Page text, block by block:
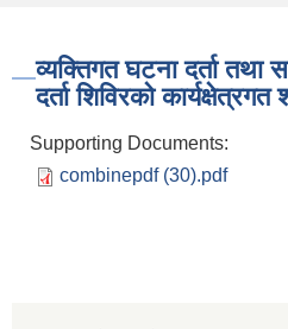
व्यक्तिगत घटना दर्ता तथा
दर्ता शिविरको कार्यक्षेत्रगत
Supporting Documents:
combinepdf (30).pdf